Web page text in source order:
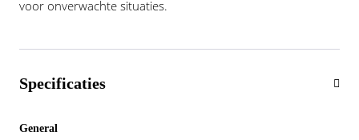
voor onverwachte situaties.
Specificaties
General